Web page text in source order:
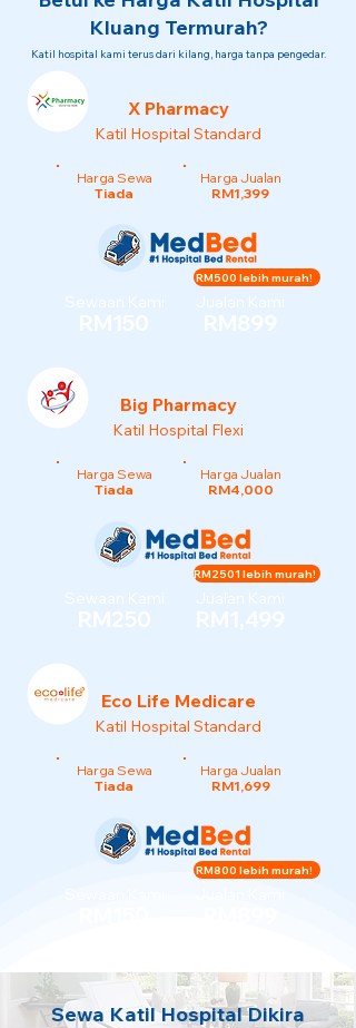
Kluang Termurah?
Katil hospital kami terus dari kilang, harga tanpa pengedar.
X Pharmacy
Katil Hospital Standard
Harga Sewa
Tiada
Harga Jualan
RM1,399
Sewaan Kami
RM150
Jualan Kami
RM899
RM500 lebih murah!
Big Pharmacy
Katil Hospital Flexi
Harga Sewa
Tiada
Harga Jualan
RM4,000
Sewaan Kami
RM250
Jualan Kami
RM1,499
RM2501 lebih murah!
Eco Life Medicare
Katil Hospital Standard
Harga Sewa
Tiada
Harga Jualan
RM1,699
RM800 lebih murah!
Sewa Katil Hospital Dikira